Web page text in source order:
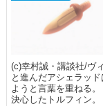
(c)幸村誠・講談社/ヴ
と進んだアシェラッ
ようと言葉を重ねる
決心したトルフィン